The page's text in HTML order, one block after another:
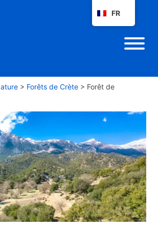
> Forêts de Crète > Forêt de
FR